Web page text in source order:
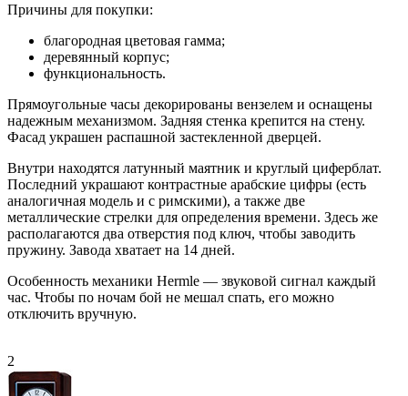
Причины для покупки:
благородная цветовая гамма;
деревянный корпус;
функциональность.
Прямоугольные часы декорированы вензелем и оснащены
надежным механизмом. Задняя стенка крепится на стену.
Фасад украшен распашной застекленной дверцей.
Внутри находятся латунный маятник и круглый циферблат.
Последний украшают контрастные арабские цифры (есть
аналогичная модель и с римскими), а также две
металлические стрелки для определения времени. Здесь же
располагаются два отверстия под ключ, чтобы заводить
пружину. Завода хватает на 14 дней.
Особенность механики Hermle — звуковой сигнал каждый
час. Чтобы по ночам бой не мешал спать, его можно
отключить вручную.
2